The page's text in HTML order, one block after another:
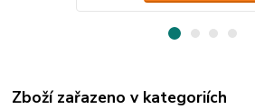
Zboží zařazeno v kategoriích